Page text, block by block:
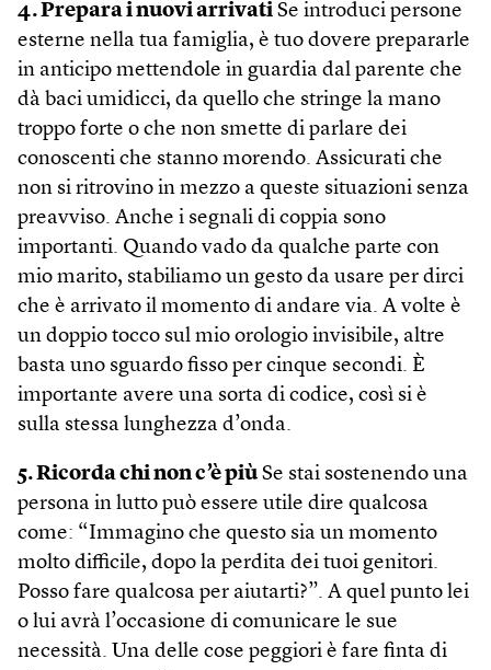
4. Prepara i nuovi arrivati Se introduci persone
esterne nella tua famiglia, è tuo dovere prepararle
in anticipo mettendole in guardia dal parente che
dà baci umidicci, da quello che stringe la mano
troppo forte o che non smette di parlare dei
conoscenti che stanno morendo. Assicurati che
non si ritrovino in mezzo a queste situazioni senza
preavviso. Anche i segnali di coppia sono
importanti. Quando vado da qualche parte con
mio marito, stabiliamo un gesto da usare per dirci
che è arrivato il momento di andare via. A volte è
un doppio tocco sul mio orologio invisibile, altre
basta uno sguardo fisso per cinque secondi. È
importante avere una sorta di codice, così si è
sulla stessa lunghezza d’onda.
5. Ricorda chi non c’è più Se stai sostenendo una
persona in lutto può essere utile dire qualcosa
come: “Immagino che questo sia un momento
molto difficile, dopo la perdita dei tuoi genitori.
Posso fare qualcosa per aiutarti?”. A quel punto lei
o lui avrà l’occasione di comunicare le sue
necessità. Una delle cose peggiori è fare finta di